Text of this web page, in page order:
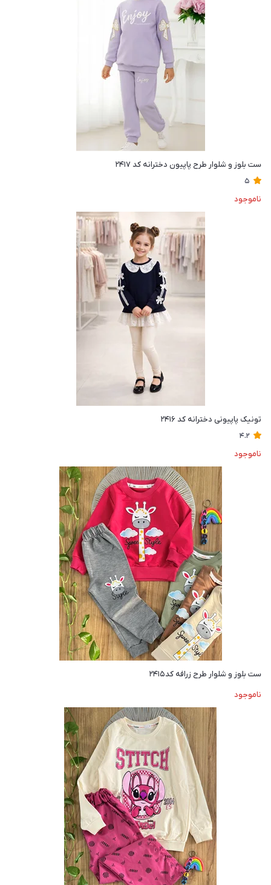
ست بلوز و شلوار طرح پاپیون دخترانه کد ۲۴۱۷
5
ناموجود
تونیک پاپیونی دخترانه کد ۲۴۱۶
4.2
ناموجود
ست بلوز و شلوار طرح زرافه کد۲۴۱۵
ناموجود